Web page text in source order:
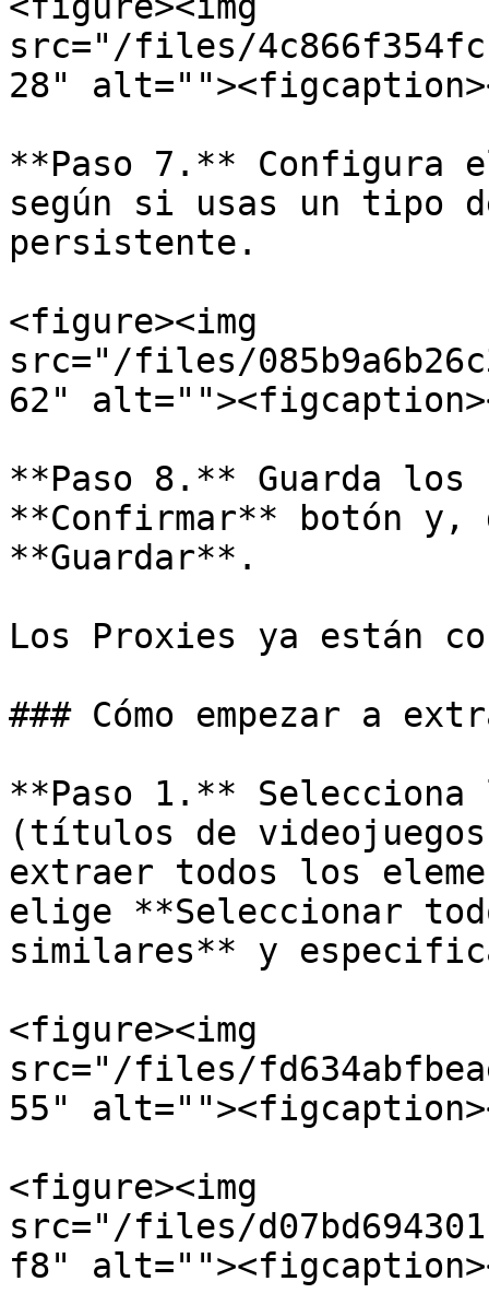
src="/files/
28"
**Paso 7.** Configura
según si usas un tipo
persistente.
<figure><img
src="/files/
62"
**Paso 8.** Guarda
**Confirmar** botón y,
**Guardar**.
Los Proxies ya están
### Cómo empezar a
**Paso 1.** Selecciona
(títulos de
extraer todos los
elige **Seleccionar
similares** y
<figure><img
src="/files/
55"
<figure><img
src="/files/
f8"